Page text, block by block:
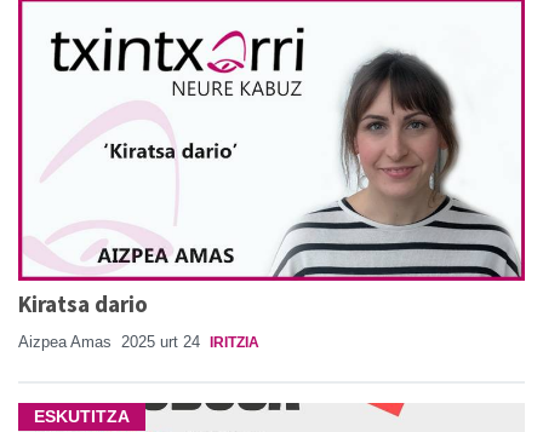
Kiratsa dario
Aizpea Amas 2025 urt 24 IRITZIA
ESKUTITZA